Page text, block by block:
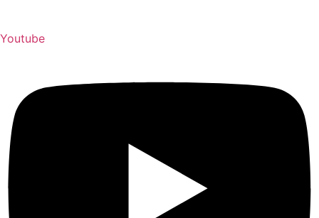
Youtube